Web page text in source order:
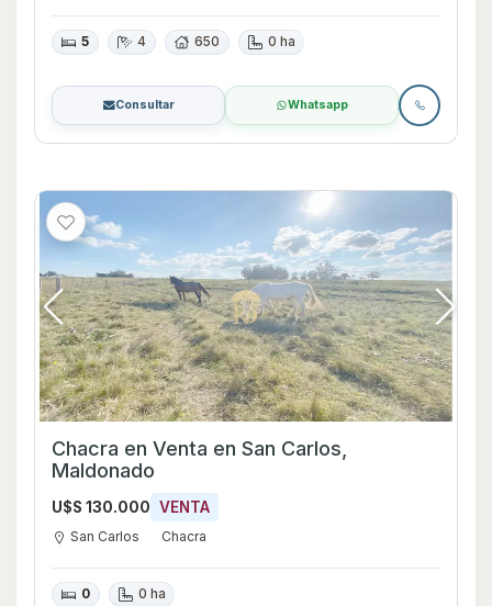
5 4 650 0 ha
Consultar Whatsapp
Chacra en Venta en San Carlos,
Maldonado
U$S 130.000 VENTA
San Carlos Chacra
0 0 ha